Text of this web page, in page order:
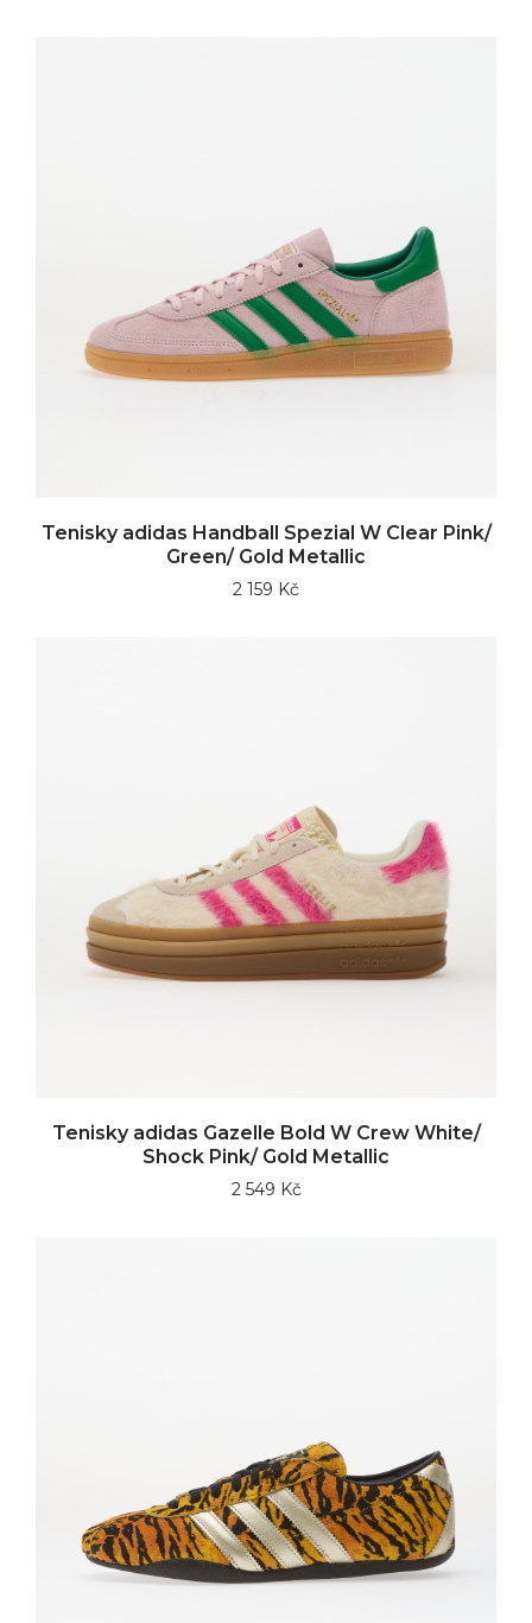
Tenisky adidas Handball Spezial W Clear Pink/
Green/ Gold Metallic
2 159 Kč
Tenisky adidas Gazelle Bold W Crew White/
Shock Pink/ Gold Metallic
2 549 Kč